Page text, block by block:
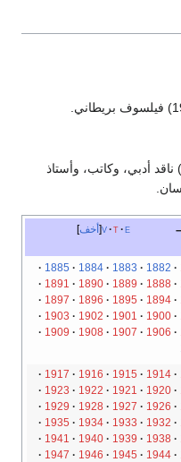
(مواليد 1955) ناقد أدبي، وكاتب، وأستاذ
أخف v t e
1882
1883
1884
1885
1888
1889
1890
1891
1894
1895
1896
1897
1900
1901
1902
1903
1906
1907
1908
1909
1914
1915
1916
1917
1920
1921
1922
1923
1926
1927
1928
1929
1932
1933
1934
1935
1938
1939
1940
1941
1944
1945
1946
1947